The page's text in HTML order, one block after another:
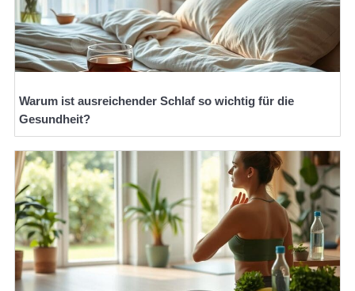
Warum ist ausreichender Schlaf so wichtig für die
Gesundheit?